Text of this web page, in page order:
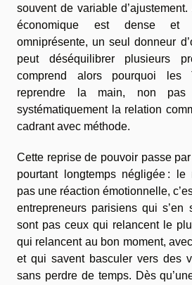
souvent de variable
économique est dense et
omniprésente, un seul donneur
peut déséquilibrer plusieurs
comprend alors pourquoi les
reprendre la main, non pas
systématiquement la relation
cadrant avec méthode.
Cette reprise de pouvoir passe
pourtant longtemps négligée : le
pas une réaction émotionnelle,
entrepreneurs parisiens qui s’en
sont pas ceux qui relancent le
qui relancent au bon moment,
et qui savent basculer vers des
sans perdre de temps. Dès